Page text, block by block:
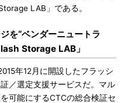
LAB」である。
を“ベンダーニュートラ
Storage LAB」
年12月に開設したフラッシ
／選定支援サービスだ。マル
可能にするCTCの総合検証セ